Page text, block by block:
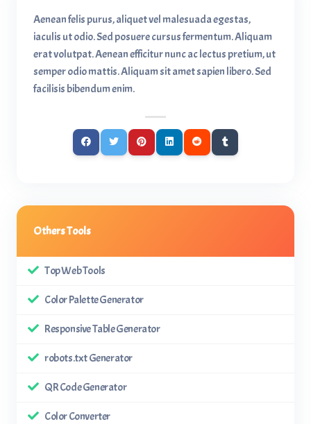
Aenean felis purus, aliquet vel malesuada egestas,
iaculis ut odio. Sed posuere cursus fermentum. Aliquam
erat volutpat. Aenean efficitur nunc ac lectus pretium, ut
semper odio mattis. Aliquam sit amet sapien libero. Sed
facilisis bibendum enim.
Others Tools
Top Web Tools
Color Palette Generator
Responsive Table Generator
robots.txt Generator
QR Code Generator
Color Converter